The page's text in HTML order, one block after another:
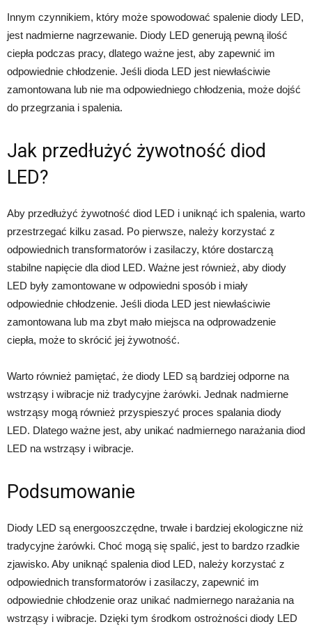
Innym czynnikiem, który może spowodować spalenie diody LED,
jest nadmierne nagrzewanie. Diody LED generują pewną ilość
ciepła podczas pracy, dlatego ważne jest, aby zapewnić im
odpowiednie chłodzenie. Jeśli dioda LED jest niewłaściwie
zamontowana lub nie ma odpowiedniego chłodzenia, może dojść
do przegrzania i spalenia.
Jak przedłużyć żywotność diod
LED?
Aby przedłużyć żywotność diod LED i uniknąć ich spalenia, warto
przestrzegać kilku zasad. Po pierwsze, należy korzystać z
odpowiednich transformatorów i zasilaczy, które dostarczą
stabilne napięcie dla diod LED. Ważne jest również, aby diody
LED były zamontowane w odpowiedni sposób i miały
odpowiednie chłodzenie. Jeśli dioda LED jest niewłaściwie
zamontowana lub ma zbyt mało miejsca na odprowadzenie
ciepła, może to skrócić jej żywotność.
Warto również pamiętać, że diody LED są bardziej odporne na
wstrząsy i wibracje niż tradycyjne żarówki. Jednak nadmierne
wstrząsy mogą również przyspieszyć proces spalania diody
LED. Dlatego ważne jest, aby unikać nadmiernego narażania diod
LED na wstrząsy i wibracje.
Podsumowanie
Diody LED są energooszczędne, trwałe i bardziej ekologiczne niż
tradycyjne żarówki. Choć mogą się spalić, jest to bardzo rzadkie
zjawisko. Aby uniknąć spalenia diod LED, należy korzystać z
odpowiednich transformatorów i zasilaczy, zapewnić im
odpowiednie chłodzenie oraz unikać nadmiernego narażania na
wstrząsy i wibracje. Dzięki tym środkom ostrożności diody LED